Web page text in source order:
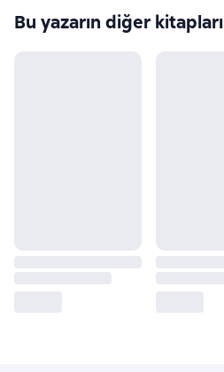
Bu yazarın diğer kitapları